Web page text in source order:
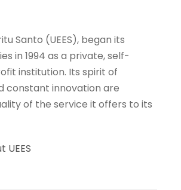
Santo (UEES), began its
in 1994 as a private, self-
institution. Its spirit of
constant innovation are
of the service it offers to its
UEES